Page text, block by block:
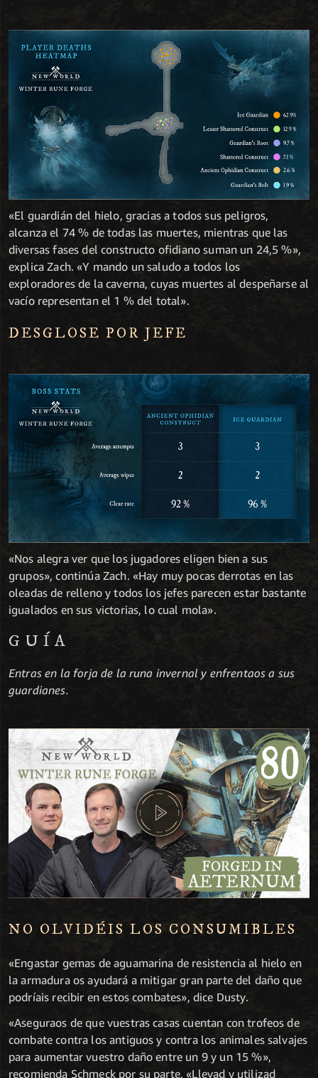
«El guardián del hielo, gracias a todos sus peligros,
alcanza el 74 % de todas las muertes, mientras que las
diversas fases del constructo ofidiano suman un 24,5 %»,
explica Zach. «Y mando un saludo a todos los
exploradores de la caverna, cuyas muertes al despeñarse al
vacío representan el 1 % del total».
DESGLOSE POR JEFE
«Nos alegra ver que los jugadores eligen bien a sus
grupos», continúa Zach. «Hay muy pocas derrotas en las
oleadas de relleno y todos los jefes parecen estar bastante
igualados en sus victorias, lo cual mola».
GUÍA
Entras en la forja de la runa invernal y enfrentaos a sus
guardianes.
NO OLVIDÉIS LOS CONSUMIBLES
«Engastar gemas de aguamarina de resistencia al hielo en
la armadura os ayudará a mitigar gran parte del daño que
podríais recibir en estos combates», dice Dusty.
«Aseguraos de que vuestras casas cuentan con trofeos de
combate contra los antiguos y contra los animales salvajes
para aumentar vuestro daño entre un 9 y un 15 %»,
recomienda Schmeck por su parte. «Llevad y utilizad